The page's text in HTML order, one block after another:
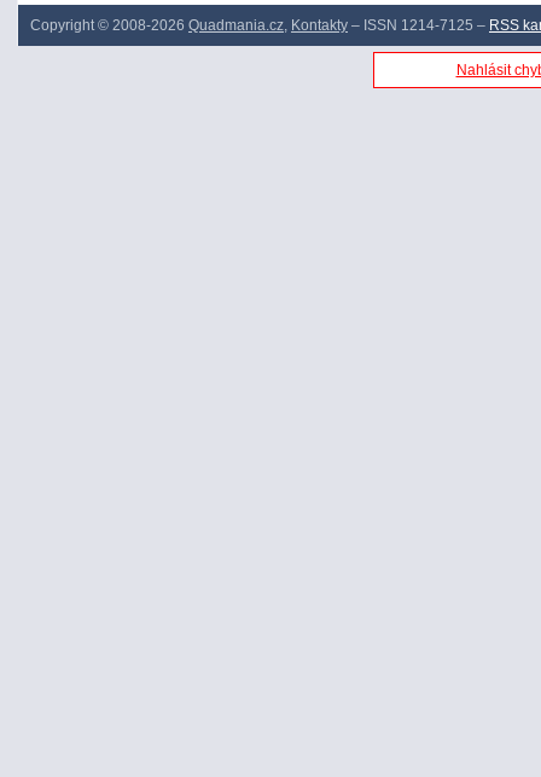
Copyright © 2008-2026 Quadmania.cz, Kontakty – ISSN 1214-7125 – RSS
Nahlásit